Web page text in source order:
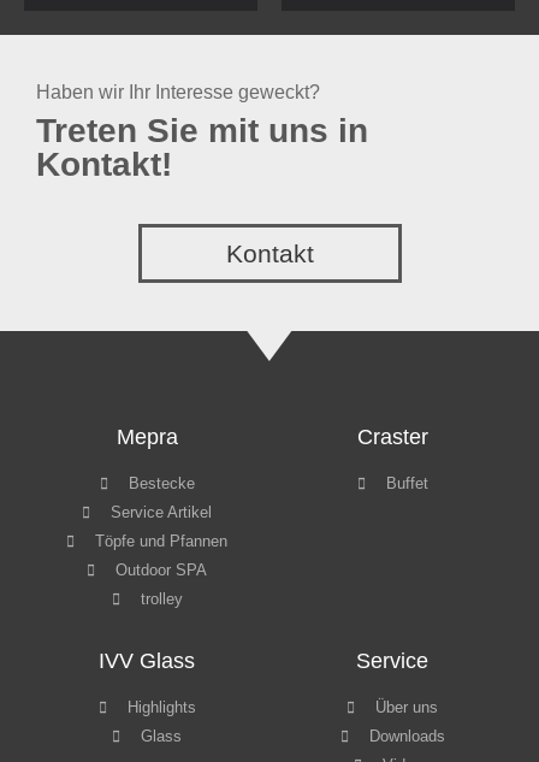
Haben wir Ihr Interesse geweckt?
Treten Sie mit uns in
Kontakt!
Kontakt
Mepra
Bestecke
Service Artikel
Töpfe und Pfannen
Outdoor SPA
trolley
Craster
Buffet
IVV Glass
Highlights
Glass
Service
Über uns
Downloads